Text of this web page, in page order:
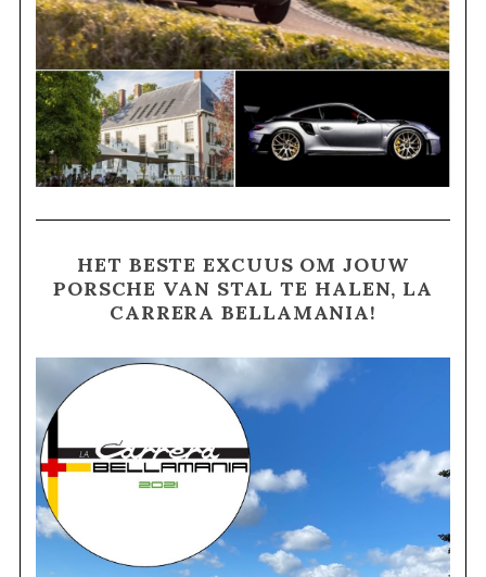
HET BESTE EXCUUS OM JOUW
PORSCHE VAN STAL TE HALEN, LA
CARRERA BELLAMANIA!